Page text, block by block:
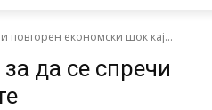
повторен економски шок кај...
да се спречи